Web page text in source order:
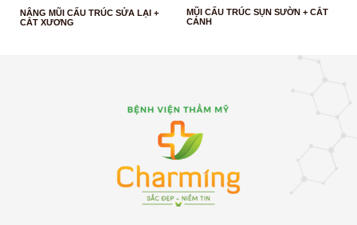
NÂNG MŨI CẤU TRÚC SỬA LẠI +
CẮT XƯƠNG
MŨI CẤU TRÚC SỤN SƯỜN + CẮT
CÁNH